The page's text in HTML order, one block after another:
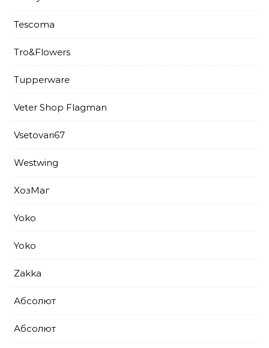
Tescoma
Tro&Flowers
Tupperware
Veter Shop Flagman
Vsetovari67
Westwing
XoзМаг
Yoko
Yoko
Zakka
Абсолют
Абсолют